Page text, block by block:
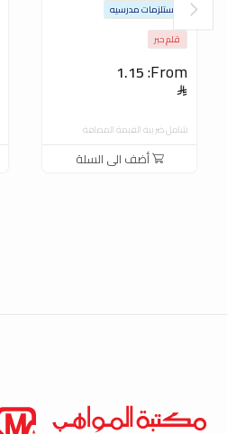
From:
1.15
مستلزمات مدرسيه
قلم حبر
شامل ضريبة القيمة المضافة
أضف الى السلة